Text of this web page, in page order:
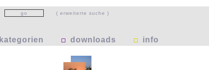
( erweiterte suche )
kategorien downloads info